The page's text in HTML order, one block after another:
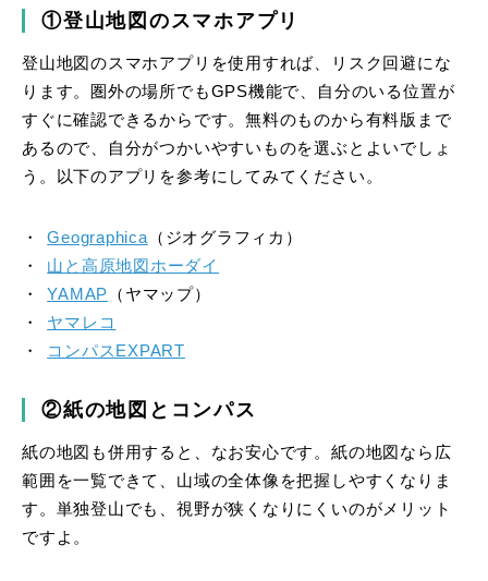
①登山地図のスマホアプリ
登山地図のスマホアプリを使用すれば、リスク回避にな
ります。圏外の場所でもGPS機能で、自分のいる位置が
すぐに確認できるからです。無料のものから有料版まで
あるので、自分がつかいやすいものを選ぶとよいでしょ
う。以下のアプリを参考にしてみてください。
Geographica （ジオグラフィカ）
山と高原地図ホーダイ
YAMAP （ヤマップ）
ヤマレコ
コンパスEXPART
②紙の地図とコンパス
紙の地図も併用すると、なお安心です。紙の地図なら広
範囲を一覧できて、山域の全体像を把握しやすくなりま
す。単独登山でも、視野が狭くなりにくいのがメリット
ですよ。